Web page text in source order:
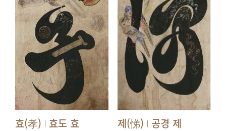
효(孝) | 효도 효 제(悌) | 공경 제